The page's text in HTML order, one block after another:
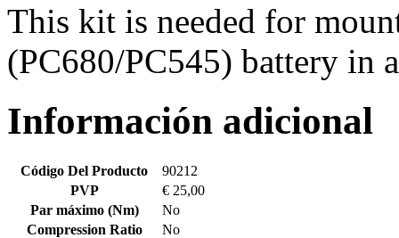
This kit is needed for
(PC680/PC545) battery in
Información adicional
Código Del Producto
90212
PVP
€ 25,00
Par máximo (Nm)
No
Compression Ratio
No